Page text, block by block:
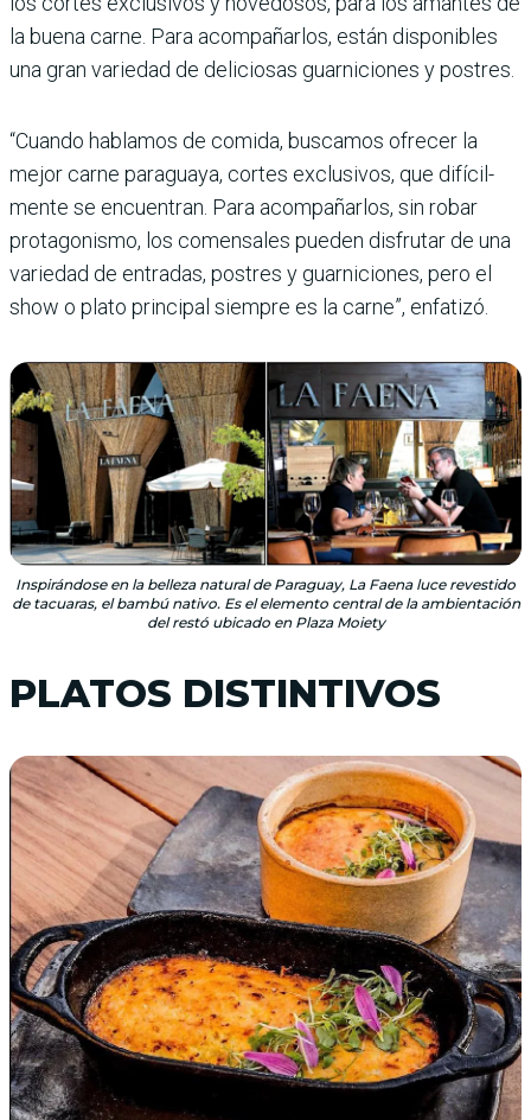
la buena carne. Para acompañarlos, están dispo­nibles
una gran variedad de deliciosas guarniciones y postres.
“Cuando hablamos de comida, buscamos ofrecer la
mejor carne paraguaya, cor­tes exclusivos, que difícil­
mente se encuentran. Para acompañarlos, sin robar
protagonismo, los comensa­les pueden disfrutar de una
variedad de entradas, postres y guarniciones, pero el
show o plato principal siempre es la carne”, enfatizó.
Inspirándose en la belleza natural de Paraguay, La Faena luce revestido
de tacuaras, el bambú nativo. Es el elemento central de la ambientación
del restó ubicado en Plaza Moiety
PLATOS DISTINTIVOS